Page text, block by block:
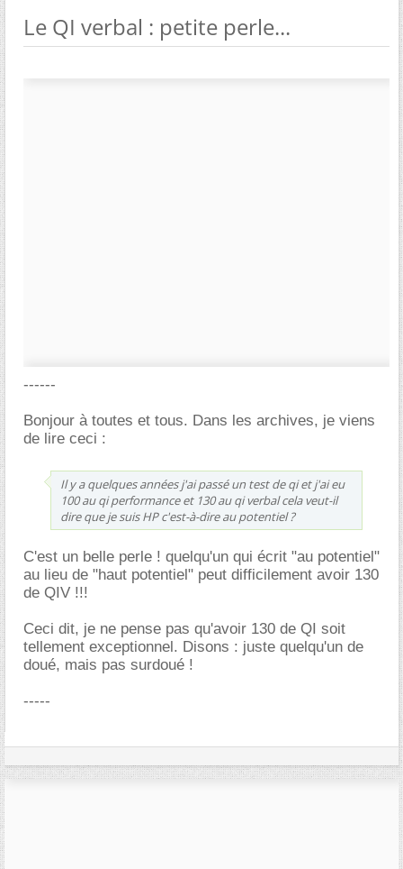
Le QI verbal : petite perle...
------
Bonjour à toutes et tous. Dans les archives, je viens
de lire ceci :
Il y a quelques années j'ai passé un test de qi et j'ai eu
100 au qi performance et 130 au qi verbal cela veut-il
dire que je suis HP c'est-à-dire au potentiel ?
C'est un belle perle ! quelqu'un qui écrit "au potentiel"
au lieu de "haut potentiel" peut difficilement avoir 130
de QIV !!!
Ceci dit, je ne pense pas qu'avoir 130 de QI soit
tellement exceptionnel. Disons : juste quelqu'un de
doué, mais pas surdoué !
-----